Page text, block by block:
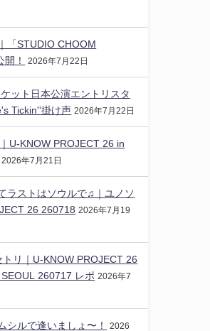
「STUDIO CHOOM
！
2026年7月22日
ット日本公演エントリスタ
Tickin''掛け声 2026年7月22日
U-KNOW PROJECT 26 in
2026年7月21日
ラストはソウルで♫｜ユノソ
26 260718 2026年7月19
リ｜U-KNOW PROJECT 26
260717 レポ 2026年7
ルで逢いましょ〜！
2026